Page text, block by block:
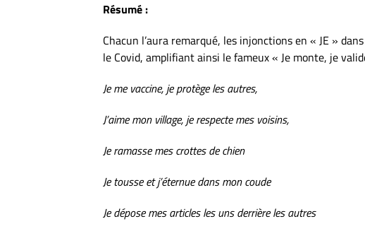
Résumé :
Chacun l’aura remarqué, les injonctions en « JE »
le Covid, amplifiant ainsi le fameux « Je monte, je
Je me vaccine, je protège les autres,
J’aime mon village, je respecte mes voisins,
Je ramasse mes crottes de chien
Je tousse et j’éternue dans mon coude
Je dépose mes articles les uns derrière les autres